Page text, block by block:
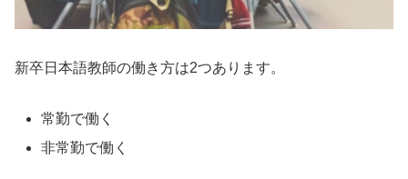
新卒日本語教師の働き方は2つあります。
常勤で働く
非常勤で働く